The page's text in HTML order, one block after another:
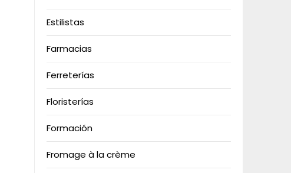
Estilistas
Farmacias
Ferreterías
Floristerías
Formación
Fromage à la crème